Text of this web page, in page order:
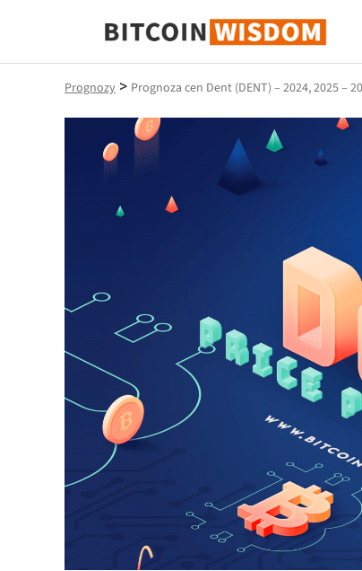
Mądrość Bitcoina
Prognozy > Prognoza cen Dent (DENT) – 2024, 2025 –